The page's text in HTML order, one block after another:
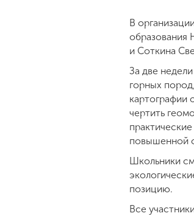
В
образования
и Соткина
За две
горных
картографии
чертить
повышенной
Школьники
позицию.
Все